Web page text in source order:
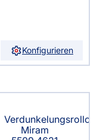
Konfigurieren
Verdunkelungsrollo
Miram